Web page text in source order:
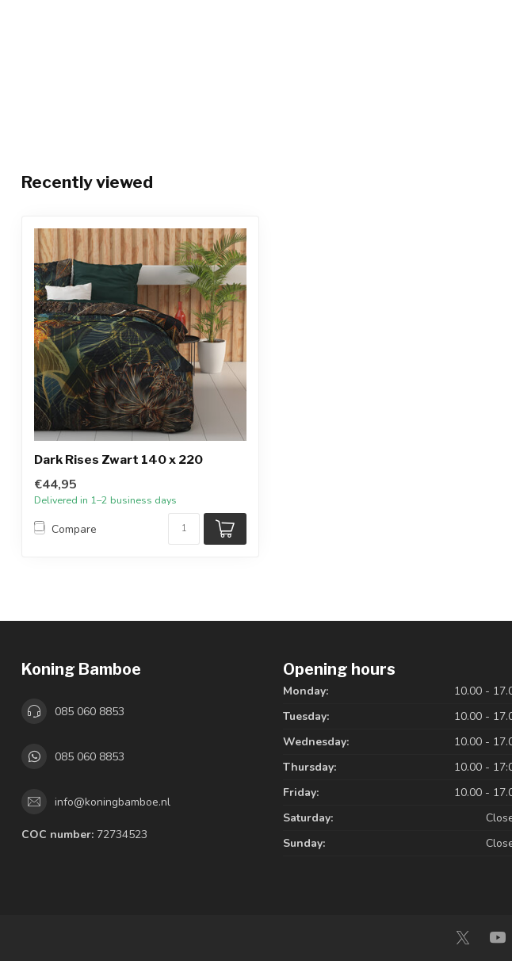
Recently viewed
Dark Rises Zwart 140 x 220
€44,95
Delivered in 1–2 business days
Compare
Koning Bamboe
085 060 8853
085 060 8853
info@koningbamboe.nl
COC number: 72734523
Opening hours
Monday:
10.00 -
Tuesday:
10.00 -
Wednesday:
10.00 -
Thursday:
10.00 -
Friday:
10.00 -
Saturday:
Sunday: